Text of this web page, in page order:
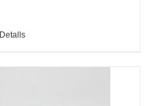
Detalls